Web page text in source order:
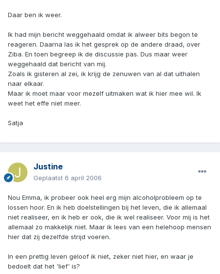
Daar ben ik weer.
Ik had mijn bericht weggehaald omdat ik alweer bits begon te
reageren. Daarna las ik het gesprek op de andere draad, over
Ziba. En toen begreep ik de discussie pas. Dus maar weer
weggehaald dat bericht van mij.
Zoals ik gisteren al zei, ik krijg de zenuwen van al dat uithalen
naar elkaar.
Maar ik moet maar voor mezelf uitmaken wat ik hier mee wil. Ik
weet het effe niet meer.
Satja
Justine
Geplaatst 6 april 2006
Nou Emma, ik probeer ook heel erg mijn alcoholprobleem op te
lossen hoor. En ik heb doelstellingen bij het leven, die ik allemaal
niet realiseer, en ik heb er ook, die ik wel realiseer. Voor mij is het
allemaal zo makkelijk niet. Maar ik lees van een helehoop mensen
hier dat zij dezelfde strijd voeren.
In een prettig leven geloof ik niet, zeker niet hier, en waar je
bedoelt dat het 'lief' is?